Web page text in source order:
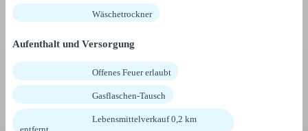
Wäschetrockner
Aufenthalt und Versorgung
Offenes Feuer erlaubt
Gasflaschen-Tausch
Lebensmittelverkauf 0,2 km